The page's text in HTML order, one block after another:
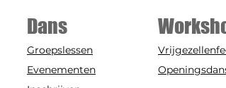
Dans
Groepslessen
Evenementen